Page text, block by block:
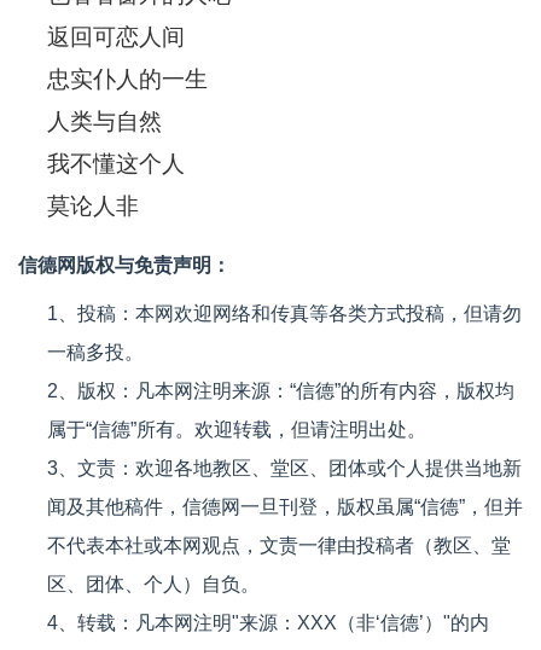
返回可恋人间
忠实仆人的一生
人类与自然
我不懂这个人
莫论人非
信德网版权与免责声明：
1、投稿：本网欢迎网络和传真等各类方式投稿，但请勿
一稿多投。
2、版权：凡本网注明来源：“信德”的所有内容，版权均
属于“信德”所有。欢迎转载，但请注明出处。
3、文责：欢迎各地教区、堂区、团体或个人提供当地新
闻及其他稿件，信德网一旦刊登，版权虽属“信德”，但并
不代表本社或本网观点，文责一律由投稿者（教区、堂
区、团体、个人）自负。
4、转载：凡本网注明"来源：XXX（非‘信德’）"的内